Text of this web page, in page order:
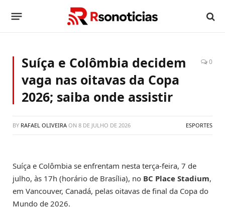
Suíça e Colômbia decidem
vaga nas oitavas da Copa
2026; saiba onde assistir
0
BY RAFAEL OLIVEIRA ON 8 DE JULHO DE 2026 ESPORTES
Suíça e Colômbia se enfrentam nesta terça-feira, 7 de
julho, às 17h (horário de Brasília), no BC Place Stadium,
em Vancouver, Canadá, pelas oitavas de final da Copa do
Mundo de 2026.